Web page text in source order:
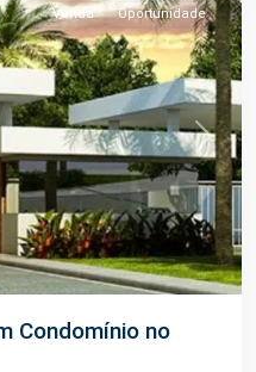
Next
Venda Oportunidade
Condomínio no